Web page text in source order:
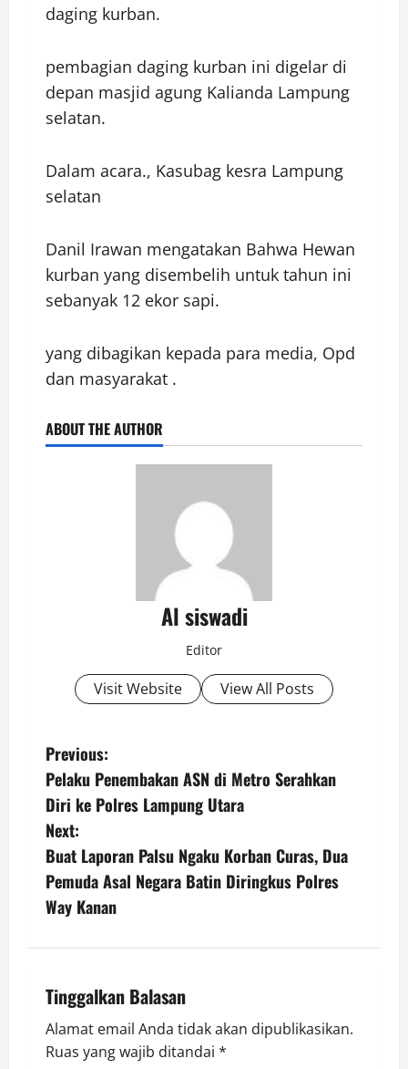
daging kurban.
pembagian daging kurban ini digelar di
depan masjid agung Kalianda Lampung
selatan.
Dalam acara., Kasubag kesra Lampung
selatan
Danil Irawan mengatakan Bahwa Hewan
kurban yang disembelih untuk tahun ini
sebanyak 12 ekor sapi.
yang dibagikan kepada para media, Opd
dan masyarakat .
ABOUT THE AUTHOR
Al siswadi
Editor
Visit Website View All Posts
P
o
s
t
n
v
i
Previous:
Pelaku Penembakan ASN di Metro Serahkan
Diri ke Polres Lampung Utara
Next:
Buat Laporan Palsu Ngaku Korban Curas, Dua
Pemuda Asal Negara Batin Diringkus Polres
Way Kanan
Tinggalkan Balasan
Alamat email Anda tidak akan dipublikasikan.
Ruas yang wajib ditandai *